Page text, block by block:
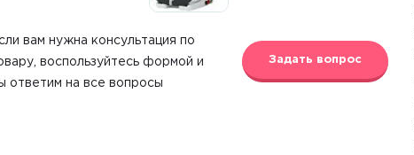
вам нужна консультация по
воспользуйтесь формой и
ответим на все вопросы
Задать вопрос